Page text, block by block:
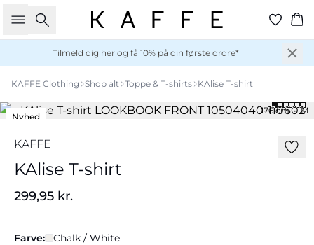
Søg
Tilmeld dig her og få 10% på din første ordre*
KAFFE Clothing Shop alt Toppe & T-shirts KAlise T-shirt
176 cm • M
Nyhed
KAFFE
KAlise T-shirt
299,95 kr.
Farve: Chalk / White